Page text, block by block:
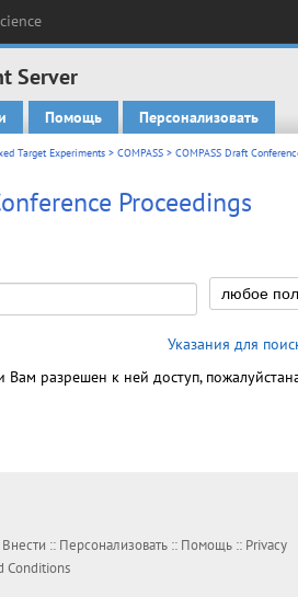
Server
Помощь Персонализовать
Target Experiments > COMPASS > COMPASS Draft
Proceedings
Указания для
Вам разрешен к ней доступ,
Внести :: Персонализовать :: Помощь :: Privacy
Conditions